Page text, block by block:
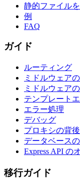
静的ファイル
例
FAQ
ガイド
ルーティング
ミドルウェア
ミドルウェア
テンプレート
エラー処理
デバッグ
プロキシの背
データベース
Express API の
移行ガイド